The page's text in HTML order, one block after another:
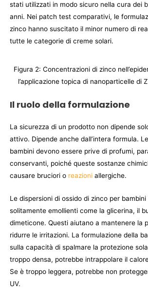
stati utilizzati in modo sicuro nella cura dei
anni. Nei patch test comparativi, le
zinco hanno suscitato il minor numero di
tutte le categorie di creme solari.
Figura 2: Concentrazioni di zinco
l’applicazione topica di nanoparticelle di
Il ruolo della formulazione
La sicurezza di un prodotto non dipende
attivo. Dipende anche dall’intera formula.
bambini devono essere prive di profumi,
conservanti, poiché queste sostanze
causare bruciori o reazioni allergiche.
Le dispersioni di ossido di zinco per
solitamente emollienti come la glicerina, il
dimeticone. Questi aiutano a mantenere la
ridurre le irritazioni. La formulazione della
sulla capacità di spalmare la protezione
troppo densa, potrebbe intrappolare il
Se è troppo leggera, potrebbe non
UV.